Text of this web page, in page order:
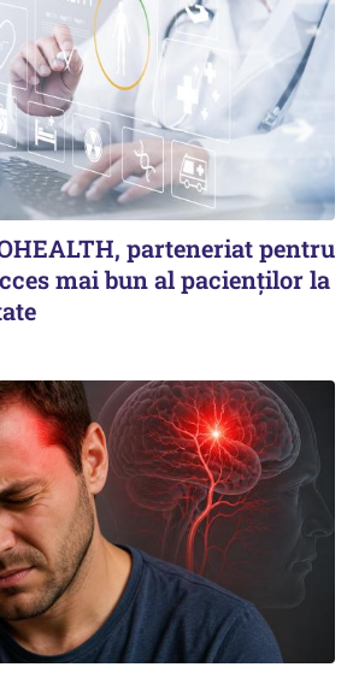
parteneriat pentru
mai bun al pacienților la